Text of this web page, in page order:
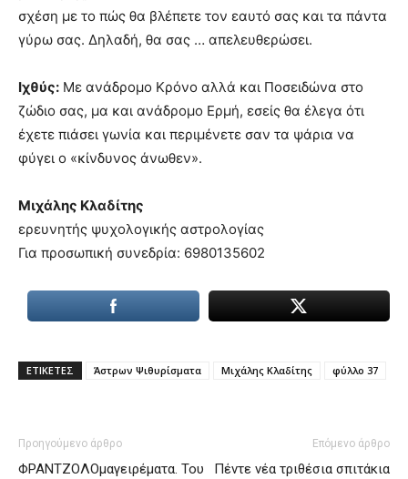
σχέση με το πώς θα βλέπετε τον εαυτό σας και τα πάντα
γύρω σας. Δηλαδή, θα σας … απελευθερώσει.
Ιχθύς: Με ανάδρομο Κρόνο αλλά και Ποσειδώνα στο
ζώδιο σας, μα και ανάδρομο Ερμή, εσείς θα έλεγα ότι
έχετε πιάσει γωνία και περιμένετε σαν τα ψάρια να
φύγει ο «κίνδυνος άνωθεν».
Μιχάλης Κλαδίτης
ερευνητής ψυχολογικής αστρολογίας
Για προσωπική συνεδρία: 6980135602
ΕΤΙΚΕΤΕΣ Άστρων Ψιθυρίσματα Μιχάλης Κλαδίτης φύλλο 37
Προηγούμενο άρθρο
ΦΡΑΝΤΖΟΛΟμαγειρέματα. Του
Επόμενο άρθρο
Πέντε νέα τριθέσια σπιτάκια